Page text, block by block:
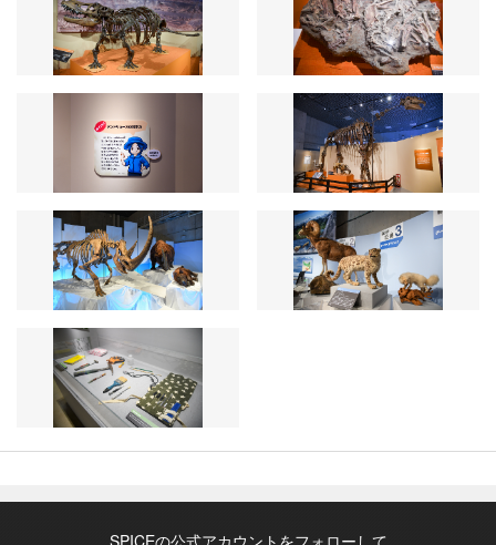
SPICEの公式アカウントをフォローして